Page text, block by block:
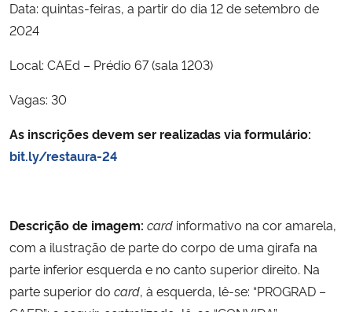
Data: quintas-feiras, a partir do dia 12 de setembro de
2024
Local: CAEd – Prédio 67 (sala 1203)
Vagas: 30
As inscrições devem ser realizadas via formulário:
bit.ly/restaura-24
Descrição de imagem: card informativo na cor amarela,
com a ilustração de parte do corpo de uma girafa na
parte inferior esquerda e no canto superior direito. Na
parte superior do card, à esquerda, lê-se: “PROGRAD –